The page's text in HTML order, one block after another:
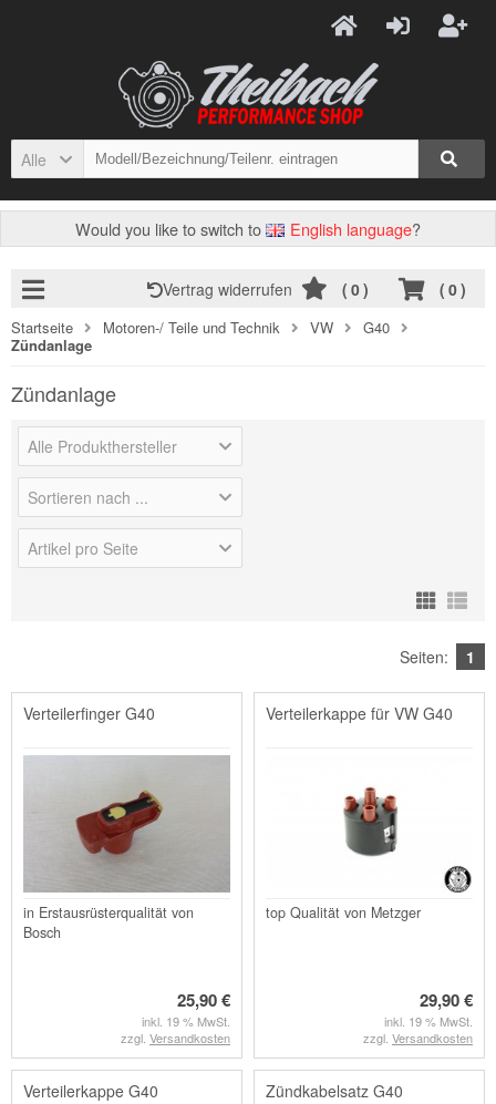
Alle
Would you like to switch to English language?
( 0)
Vertrag widerrufen ( 0)
Startseite Motoren-/ Teile und Technik VW
G40
Zündanlage
Zündanlage
Alle Produkthersteller
Sortieren nach ...
Artikel pro Seite
Seiten: 1
Verteilerfinger G40
in Erstausrüsterqualität von
Bosch
25,90 €
inkl. 19 % MwSt.
zzgl. Versandkosten
Verteilerkappe für VW G40
top Qualität von Metzger
29,90 €
inkl. 19 % MwSt.
zzgl. Versandkosten
Verteilerkappe G40 Zündkabelsatz G40